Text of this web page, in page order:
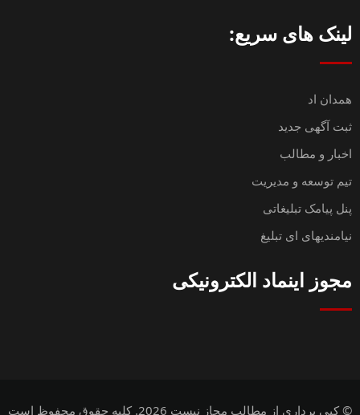
لینک های سریع:
همدان اد
ثبت آگهی جدید
اخبار و مطالب
تیم توسعه و مدیریت
پنل پیامک تبلیغاتی
نیامندیهای ای تبلیغ
مجوز اینماد الکترونیکی
© کپی برداری از مطالب مجاز نیست 2026. کلیه حقوق محفوظ است